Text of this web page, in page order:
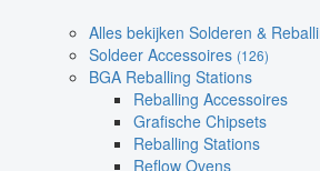
Alles bekijken Solderen &
Soldeer Accessoires (126)
BGA Reballing Stations
Reballing Accessoires
Grafische Chipsets
Reballing Stations
Reflow Ovens